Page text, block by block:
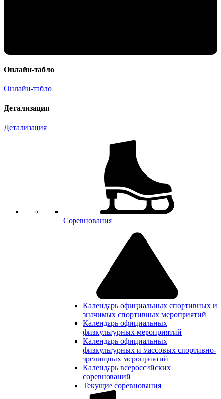
Онлайн-табло
Онлайн-табло
Детализация
Детализация
Соревнования
Календарь официальных спортивных и
значимых спортивных мероприятий
Календарь официальных
физкультурных мероприятий
Календарь официальных
физкультурных и массовых спортивно-
зрелищных мероприятий
Календарь всероссийских
соревнований
Текущие соревнования